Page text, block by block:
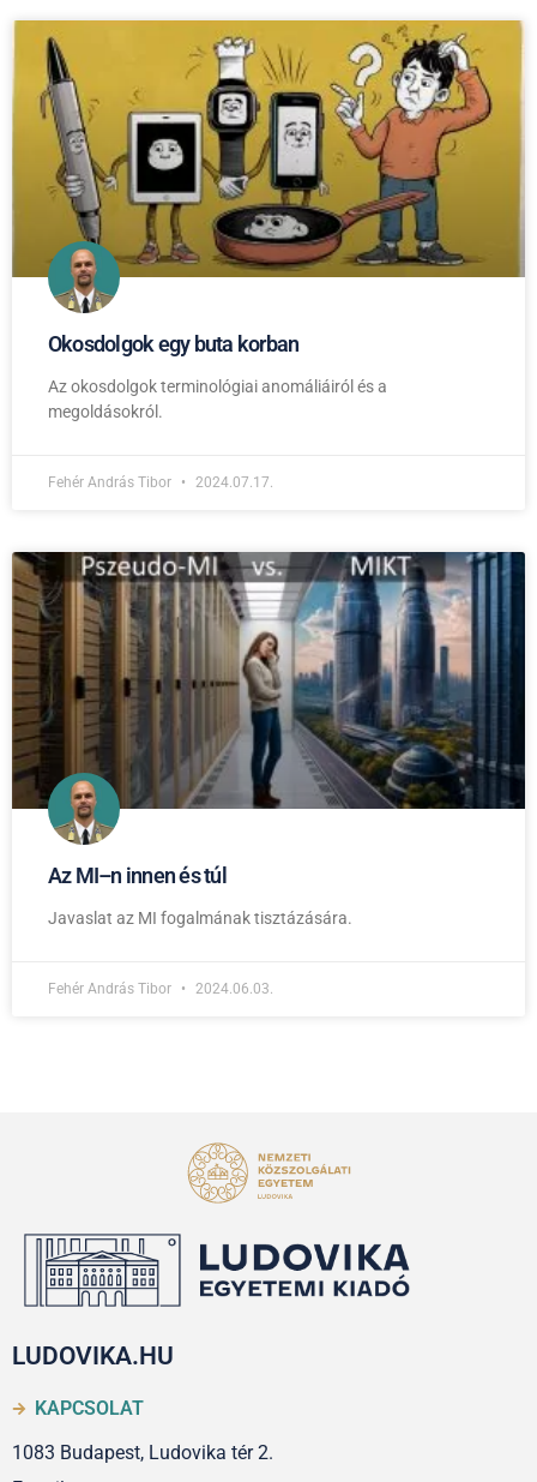
Okosdolgok egy buta korban
Az okosdolgok terminológiai anomáliáiról és a
megoldásokról.
Fehér András Tibor 2024.07.17.
Az MI–n innen és túl
Javaslat az MI fogalmának tisztázására.
Fehér András Tibor 2024.06.03.
LUDOVIKA.HU
KAPCSOLAT
1083 Budapest, Ludovika tér 2.